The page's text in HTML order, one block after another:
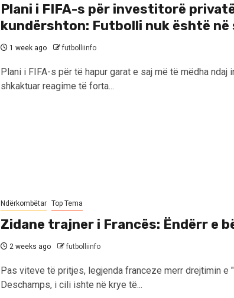
Plani i FIFA-s për investitorë
kundërshton: Futbolli nuk është në
1 week ago futbolliinfo
Plani i FIFA-s për të hapur garat e saj më të mëdha
shkaktuar reagime të forta...
Ndërkombëtar Top Tema
Zidane trajner i Francës: Ëndërr e
2 weeks ago futbolliinfo
Pas viteve të pritjes, legjenda franceze merr drejtimin e
Deschamps, i cili ishte në krye të...